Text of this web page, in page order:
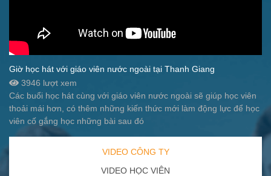
Giờ học hát với giáo viên nước ngoài tại Thanh Giang
3946 lượt xem
Các buổi học hát cùng với giáo viên nước ngoài sẽ giúp học viên
thoải mái hơn, có thêm những kiến thức mới làm động lực để học
viên cố gắng học những bài sau đó
VIDEO CÔNG TY
VIDEO HỌC VIÊN